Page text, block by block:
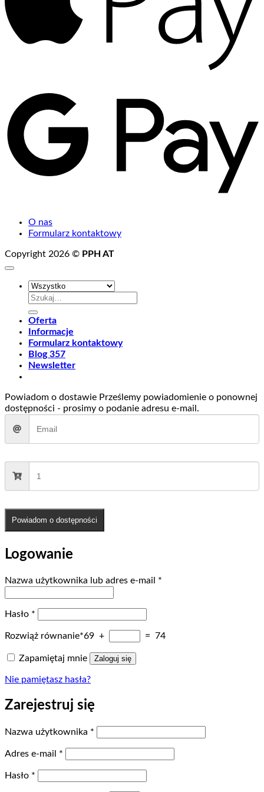
O nas
Formularz kontaktowy
Copyright 2026 © PPH AT
Szukaj:
Oferta
Informacje
Formularz kontaktowy
Blog 357
Newsletter
Powiadom o dostawie Prześlemy powiadomienie o ponownej
dostępności - prosimy o podanie adresu e-mail.
Powiadom o dostępności
Logowanie
Nazwa użytkownika lub adres e-mail *
Hasło *
Rozwiąż równanie*69 + = 74
Zapamiętaj mnie Zaloguj się
Nie pamiętasz hasła?
Zarejestruj się
Nazwa użytkownika *
Adres e-mail *
Hasło *